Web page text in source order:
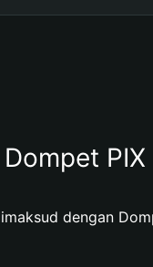
PIX
dengan